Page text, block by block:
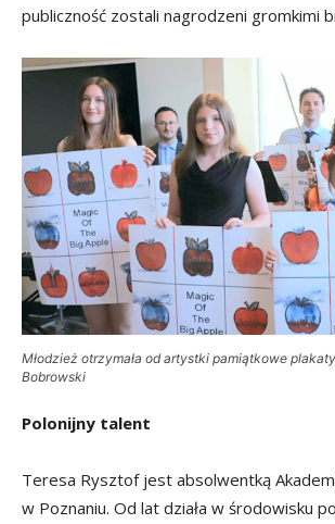
publiczność zostali nagrodzeni gromkimi
Młodzież otrzymała od artystki pamiątkowe
Bobrowski
Polonijny talent
Teresa Rysztof jest absolwentką
w Poznaniu. Od lat działa w środowisku